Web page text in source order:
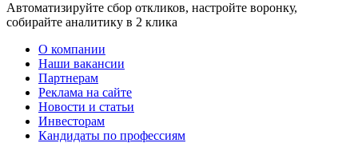
Автоматизируйте сбор откликов, настройте воронку,
собирайте аналитику в 2 клика
О компании
Наши вакансии
Партнерам
Реклама на сайте
Новости и статьи
Инвесторам
Кандидаты по профессиям